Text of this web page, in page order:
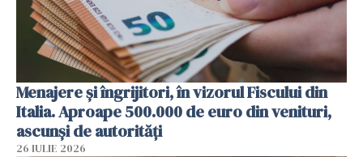
Menajere și îngrijitori, în vizorul Fiscului din
Italia. Aproape 500.000 de euro din venituri,
ascunși de autorități
26 IULIE 2026